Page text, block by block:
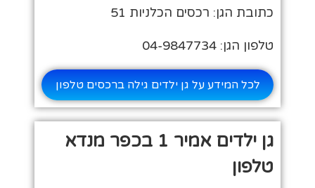
כתובת הגן: רכסים הכלניות 51
טלפון הגן: 04-9847734
לכל המידע על גן ילדים גילה ברכסים טלפון
גן ילדים אמיר 1 בכפר מנדא
טלפון